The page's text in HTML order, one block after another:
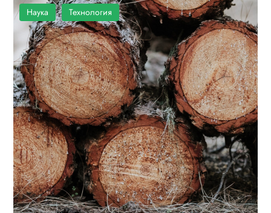
Наука Технология